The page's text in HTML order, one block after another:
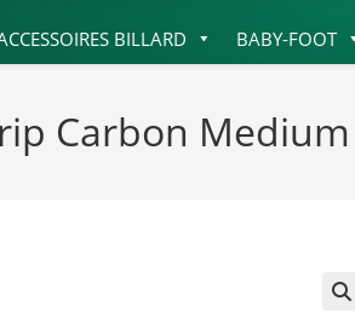
BILLARD BABY-FOOT
Carbon